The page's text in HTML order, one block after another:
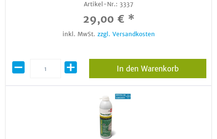
Artikel-Nr.: 3337
29,00 € *
inkl. MwSt. zzgl. Versandkosten
In den Warenkorb